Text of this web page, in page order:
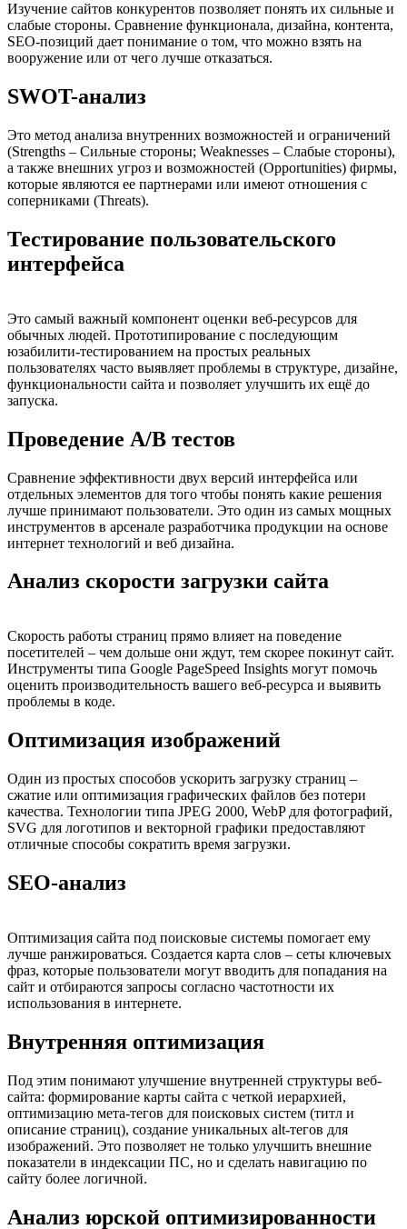
Изучение сайтов конкурентов позволяет понять их сильные и
слабые стороны. Сравнение функционала, дизайна, контента,
SEO-позиций дает понимание о том, что можно взять на
вооружение или от чего лучше отказаться.
SWOT-анализ
Это метод анализа внутренних возможностей и ограничений
(Strengths – Сильные стороны; Weaknesses – Слабые стороны),
а также внешних угроз и возможностей (Opportunities) фирмы,
которые являются ее партнерами или имеют отношения с
соперниками (Threats).
Тестирование пользовательского
интерфейса
Это самый важный компонент оценки веб-ресурсов для
обычных людей. Прототипирование с последующим
юзабилити-тестированием на простых реальных
пользователях часто выявляет проблемы в структуре, дизайне,
функциональности сайта и позволяет улучшить их ещё до
запуска.
Проведение A/B тестов
Сравнение эффективности двух версий интерфейса или
отдельных элементов для того чтобы понять какие решения
лучше принимают пользователи. Это один из самых мощных
инструментов в арсенале разработчика продукции на основе
интернет технологий и веб дизайна.
Анализ скорости загрузки сайта
Скорость работы страниц прямо влияет на поведение
посетителей – чем дольше они ждут, тем скорее покинут сайт.
Инструменты типа Google PageSpeed Insights могут помочь
оценить производительность вашего веб-ресурса и выявить
проблемы в коде.
Оптимизация изображений
Один из простых способов ускорить загрузку страниц –
сжатие или оптимизация графических файлов без потери
качества. Технологии типа JPEG 2000, WebP для фотографий,
SVG для логотипов и векторной графики предоставляют
отличные способы сократить время загрузки.
SEO-анализ
Оптимизация сайта под поисковые системы помогает ему
лучше ранжироваться. Создается карта слов – сеты ключевых
фраз, которые пользователи могут вводить для попадания на
сайт и отбираются запросы согласно частотности их
использования в интернете.
Внутренняя оптимизация
Под этим понимают улучшение внутренней структуры веб-
сайта: формирование карты сайта с четкой иерархией,
оптимизацию мета-тегов для поисковых систем (титл и
описание страниц), создание уникальных alt-тегов для
изображений. Это позволяет не только улучшить внешние
показатели в индексации ПС, но и сделать навигацию по
сайту более логичной.
Анализ юрской оптимизированности